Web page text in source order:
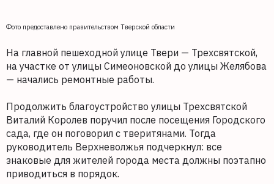
Фото предоставлено правительством Тверской области
На главной пешеходной улице Твери — Трехсвятской,
на участке от улицы Симеоновской до улицы Желябова
— начались ремонтные работы.
Продолжить благоустройство улицы Трехсвятской
Виталий Королев поручил после посещения Городского
сада, где он поговорил с тверитянами. Тогда
руководитель Верхневолжья подчеркнул: все
знаковые для жителей города места должны поэтапно
приводиться в порядок.